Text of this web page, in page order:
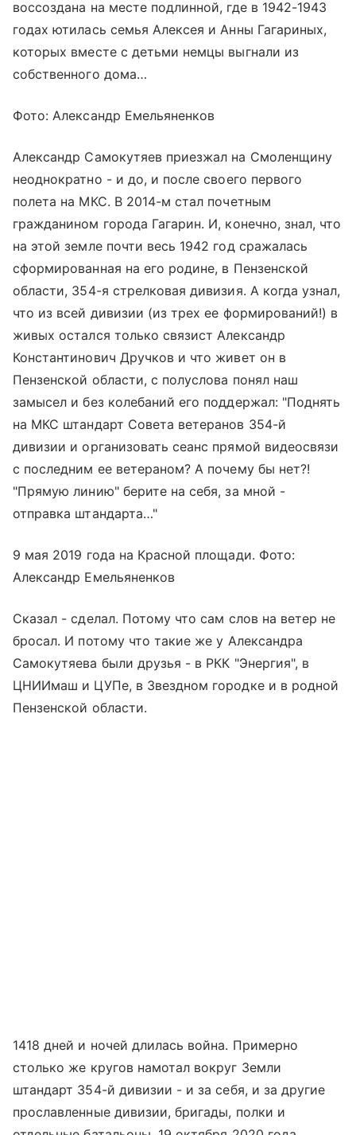
воссоздана на месте подлинной, где в 1942-1943
годах ютилась семья Алексея и Анны Гагариных,
которых вместе с детьми немцы выгнали из
собственного дома…
Фото: Александр Емельяненков
Александр Самокутяев приезжал на Смоленщину
неоднократно - и до, и после своего первого
полета на МКС. В 2014-м стал почетным
гражданином города Гагарин. И, конечно, знал, что
на этой земле почти весь 1942 год сражалась
сформированная на его родине, в Пензенской
области, 354-я стрелковая дивизия. А когда узнал,
что из всей дивизии (из трех ее формирований!) в
живых остался только связист Александр
Константинович Дручков и что живет он в
Пензенской области, с полуслова понял наш
замысел и без колебаний его поддержал: "Поднять
на МКС штандарт Совета ветеранов 354-й
дивизии и организовать сеанс прямой видеосвязи
с последним ее ветераном? А почему бы нет?!
"Прямую линию" берите на себя, за мной -
отправка штандарта…"
9 мая 2019 года на Красной площади. Фото:
Александр Емельяненков
Сказал - сделал. Потому что сам слов на ветер не
бросал. И потому что такие же у Александра
Самокутяева были друзья - в РКК "Энергия", в
ЦНИИмаш и ЦУПе, в Звездном городке и в родной
Пензенской области.
1418 дней и ночей длилась война. Примерно
столько же кругов намотал вокруг Земли
штандарт 354-й дивизии - и за себя, и за другие
прославленные дивизии, бригады, полки и